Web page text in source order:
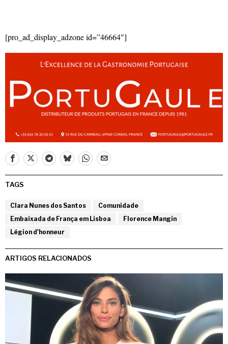
[pro_ad_display_adzone id=”46664″]
TAGS
Clara Nunes dos Santos
Comunidade
Embaixada de França em Lisboa
Florence Mangin
Légion d'honneur
ARTIGOS RELACIONADOS